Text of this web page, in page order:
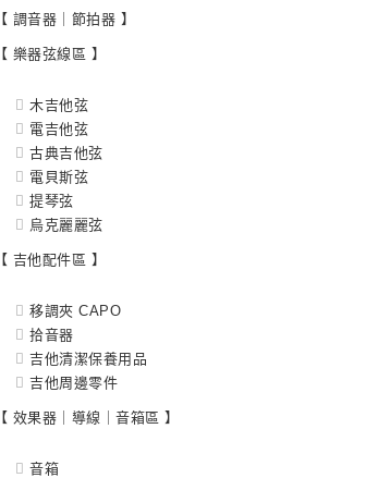
【 調音器｜節拍器 】
【 樂器弦線區 】
木吉他弦
電吉他弦
古典吉他弦
電貝斯弦
提琴弦
烏克麗麗弦
【 吉他配件區 】
移調夾 CAPO
拾音器
吉他清潔保養用品
吉他周邊零件
【 效果器｜導線｜音箱區 】
音箱